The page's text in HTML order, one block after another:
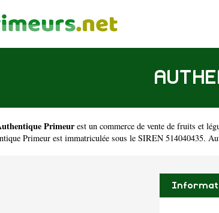
Primeurest un commerce de vente de fruits et
Primeur est immatriculée sous le SIREN 514040435.